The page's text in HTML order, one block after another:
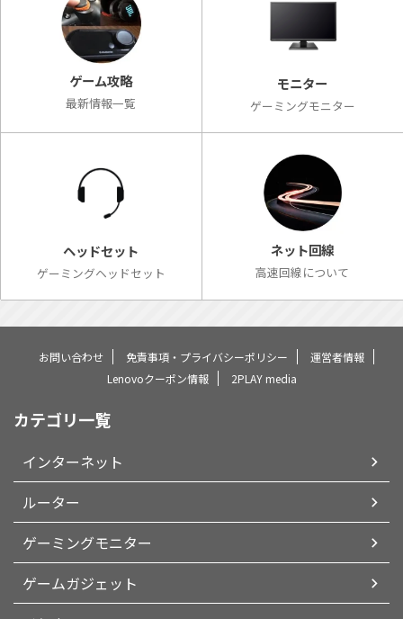
ゲーム攻略
最新情報一覧
モニター
ゲーミングモニター
ヘッドセット
ゲーミングヘッドセット
ネット回線
高速回線について
お問い合わせ 免責事項・プライバシーポリシー
運営者情報
Lenovoクーポン情報
2PLAY media
カテゴリ一覧
インターネット
ルーター
ゲーミングモニター
ゲームガジェット